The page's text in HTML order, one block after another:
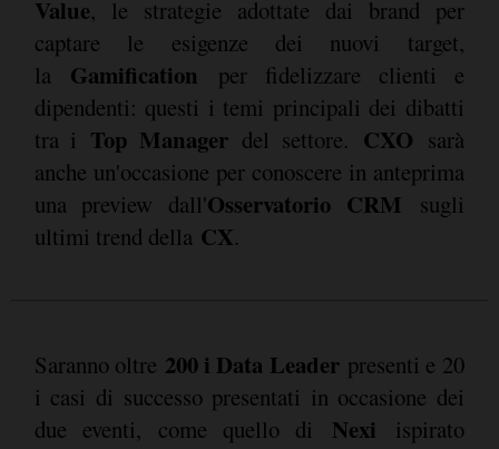
Value, le strategie adottate dai brand per
captare le esigenze dei nuovi target,
la Gamification per fidelizzare clienti e
dipendenti: questi i temi principali dei dibatti
tra i Top Managerdel settore. CXO sarà
anche un'occasione per conoscere in anteprima
una preview dall'Osservatorio CRM sugli
ultimi trend della CX.
Saranno oltre 200 i Data Leaderpresenti e 20
i casi di successo presentati in occasione dei
due eventi, come quello di Nexi ispirato